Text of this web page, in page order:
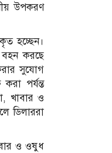
উপকরণ
হচ্ছেন।
বহন করছে
সুযোগ
পর্যন্ত
খাবার ও
ডিলাররা
ও ওষুধ